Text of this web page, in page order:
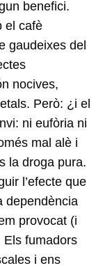
benefici.
el cafè
gaudeixes del
nocives,
Però: ¿i el
ni eufòria ni
mal alè i
la droga pura.
l’efecte que
dependència
provocat (i
Els fumadors
i ens